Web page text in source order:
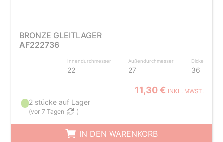
BRONZE GLEITLAGER
AF222736
Innendurchmesser
22
Außendurchmesser
27
Dicke
36
11,30 € INKL. MWST.
2 stücke auf Lager
(vor 7 Tagen )
IN DEN WARENKORB